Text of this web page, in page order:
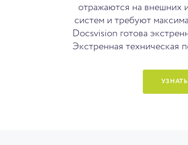
отражаются на внешних
систем и требуют
Docsvision готова
Экстренная техническая